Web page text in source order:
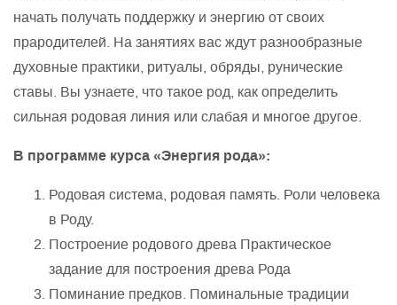
начать получать поддержку и энергию от своих
прародителей. На занятиях вас ждут разнообразные
духовные практики, ритуалы, обряды, рунические
ставы. Вы узнаете, что такое род, как определить
сильная родовая линия или слабая и многое другое.
В программе курса «Энергия рода»:
Родовая система, родовая память. Роли человека
в Роду.
Построение родового древа Практическое
задание для построения древа Рода
Поминание предков. Поминальные традиции